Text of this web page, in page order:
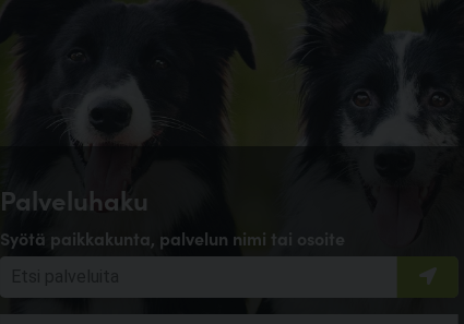
Palveluhaku
Syötä paikkakunta, palvelun nimi tai osoite